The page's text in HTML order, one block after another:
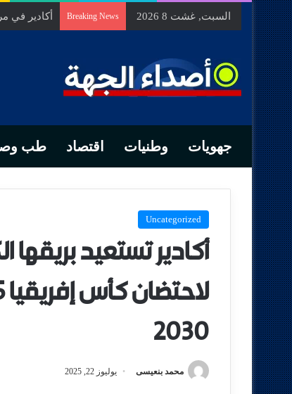
السبت, غشت 8 2026 Breaking News السيد
جهويات وطنيات اقتصاد طب
Uncategorized
أكادير تستعيد بريقها
2030
محمد بنعيسى يوليوز 22, 2025